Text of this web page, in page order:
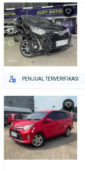
PENJUAL TERVERIFIKASI